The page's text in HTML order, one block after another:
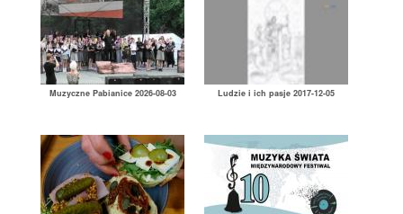
Muzyczne Pabianice 2026-08-03 Ludzie i ich pasje 2017-12-05